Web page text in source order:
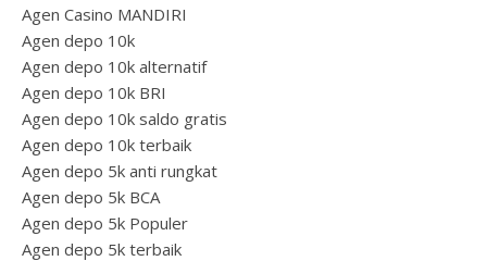
Agen Casino MANDIRI
Agen depo 10k
Agen depo 10k alternatif
Agen depo 10k BRI
Agen depo 10k saldo gratis
Agen depo 10k terbaik
Agen depo 5k anti rungkat
Agen depo 5k BCA
Agen depo 5k Populer
Agen depo 5k terbaik